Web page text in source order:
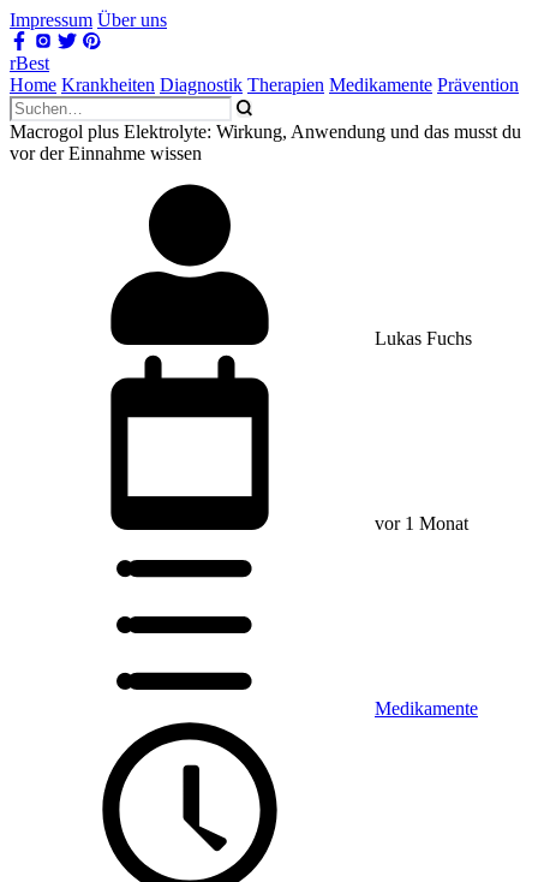
Impressum Über uns
rBest
Home Krankheiten Diagnostik Therapien Medikamente Prävention
Macrogol plus Elektrolyte: Wirkung, Anwendung und das musst du
vor der Einnahme wissen
Lukas Fuchs
vor 1 Monat
Medikamente